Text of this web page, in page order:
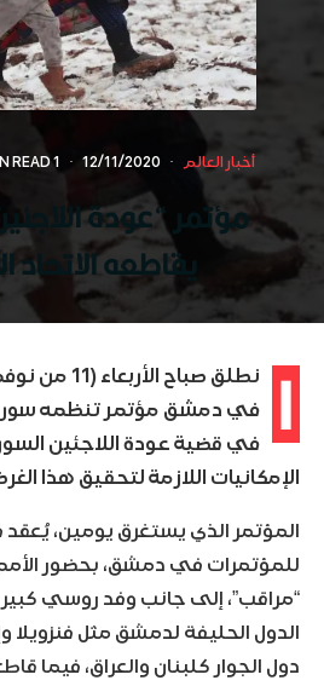
أخبار العالم ·
12/11/2020
·
1 MIN READ
مؤتمر “عودة
يقاطعه الاتحاد
ا
نطلق صباح
في دمشق مؤتمر تنظمه
في قضية عودة اللاجئين
الإمكانيات اللازمة لتحقيق هذا
المؤتمر الذي يستغرق يومين،
للمؤتمرات في دمشق، بحضور
“مراقب”، إلى جانب وفد روسي
الدول الحليفة لدمشق مثل فنزويلا
دول الجوار كلبنان والعراق، فيما